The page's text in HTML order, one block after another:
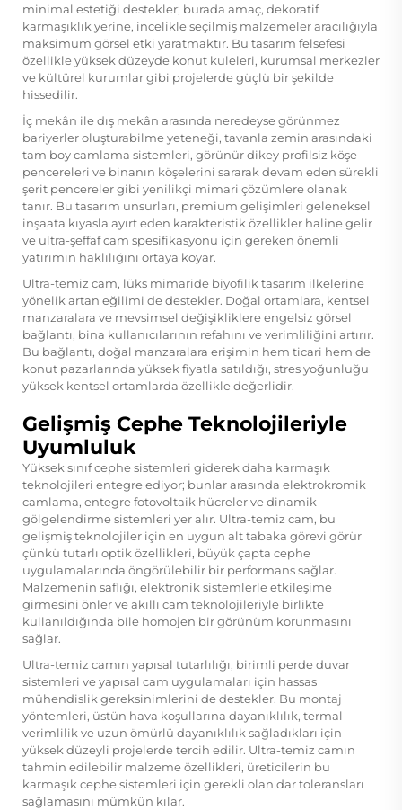
minimal estetiği destekler; burada amaç, dekoratif
karmaşıklık yerine, incelikle seçilmiş malzemeler aracılığıyla
maksimum görsel etki yaratmaktır. Bu tasarım felsefesi
özellikle yüksek düzeyde konut kuleleri, kurumsal merkezler
ve kültürel kurumlar gibi projelerde güçlü bir şekilde
hissedilir.
İç mekân ile dış mekân arasında neredeyse görünmez
bariyerler oluşturabilme yeteneği, tavanla zemin arasındaki
tam boy camlama sistemleri, görünür dikey profilsiz köşe
pencereleri ve binanın köşelerini sararak devam eden sürekli
şerit pencereler gibi yenilikçi mimari çözümlere olanak
tanır. Bu tasarım unsurları, premium gelişimleri geleneksel
inşaata kıyasla ayırt eden karakteristik özellikler haline gelir
ve ultra-şeffaf cam spesifikasyonu için gereken önemli
yatırımın haklılığını ortaya koyar.
Ultra-temiz cam, lüks mimaride biyofilik tasarım ilkelerine
yönelik artan eğilimi de destekler. Doğal ortamlara, kentsel
manzaralara ve mevsimsel değişikliklere engelsiz görsel
bağlantı, bina kullanıcılarının refahını ve verimliliğini artırır.
Bu bağlantı, doğal manzaralara erişimin hem ticari hem de
konut pazarlarında yüksek fiyatla satıldığı, stres yoğunluğu
yüksek kentsel ortamlarda özellikle değerlidir.
Gelişmiş Cephe Teknolojileriyle
Uyumluluk
Yüksek sınıf cephe sistemleri giderek daha karmaşık
teknolojileri entegre ediyor; bunlar arasında elektrokromik
camlama, entegre fotovoltaik hücreler ve dinamik
gölgelendirme sistemleri yer alır. Ultra-temiz cam, bu
gelişmiş teknolojiler için en uygun alt tabaka görevi görür
çünkü tutarlı optik özellikleri, büyük çapta cephe
uygulamalarında öngörülebilir bir performans sağlar.
Malzemenin saflığı, elektronik sistemlerle etkileşime
girmesini önler ve akıllı cam teknolojileriyle birlikte
kullanıldığında bile homojen bir görünüm korunmasını
sağlar.
Ultra-temiz camın yapısal tutarlılığı, birimli perde duvar
sistemleri ve yapısal cam uygulamaları için hassas
mühendislik gereksinimlerini de destekler. Bu montaj
yöntemleri, üstün hava koşullarına dayanıklılık, termal
verimlilik ve uzun ömürlü dayanıklılık sağladıkları için
yüksek düzeyli projelerde tercih edilir. Ultra-temiz camın
tahmin edilebilir malzeme özellikleri, üreticilerin bu
karmaşık cephe sistemleri için gerekli olan dar toleransları
sağlamasını mümkün kılar.